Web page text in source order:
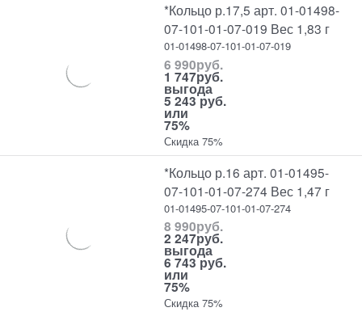
*Кольцо р.17,5 арт. 01-01498-
07-101-01-07-019 Вес 1,83 г
01-01498-07-101-01-07-019
6 990руб.
1 747руб.
выгода
5 243 руб.
или
75%
Скидка 75%
*Кольцо р.16 арт. 01-01495-
07-101-01-07-274 Вес 1,47 г
01-01495-07-101-01-07-274
8 990руб.
2 247руб.
выгода
6 743 руб.
или
75%
Скидка 75%